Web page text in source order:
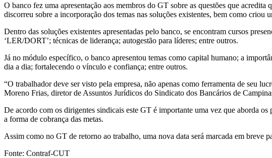
O banco fez uma apresentação aos membros do GT sobre as questões que
discorreu sobre a incorporação dos temas nas soluções existentes, bem como criou
Dentro das soluções existentes apresentadas pelo banco, se encontram cursos
‘LER/DORT’; técnicas de liderança; autogestão para líderes; entre outros.
Já no módulo específico, o banco apresentou temas como capital humano; a
dia a dia; fortalecendo o vínculo e confiança; entre outros.
“O trabalhador deve ser visto pela empresa, não apenas como ferramenta de seu
Moreno Frias, diretor de Assuntos Jurídicos do Sindicato dos Bancários de
De acordo com os dirigentes sindicais este GT é importante uma vez que aborda
a forma de cobrança das metas.
Assim como no GT de retorno ao trabalho, uma nova data será marcada em breve
Fonte: Contraf-CUT